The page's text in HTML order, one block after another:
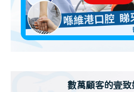
數萬顧客的壹致